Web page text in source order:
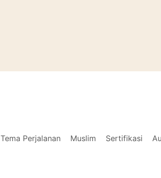
Tema Perjalanan Muslim Sertifikasi